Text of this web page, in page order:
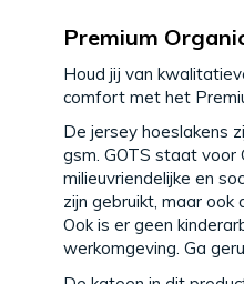
Premium
Houd jij van
comfort met het
De jersey hoeslakens
gsm. GOTS staat voor
milieuvriendelijke en
zijn gebruikt, maar
Ook is er geen
werkomgeving. Ga